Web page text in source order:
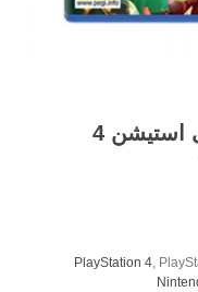
PlayStation 4,